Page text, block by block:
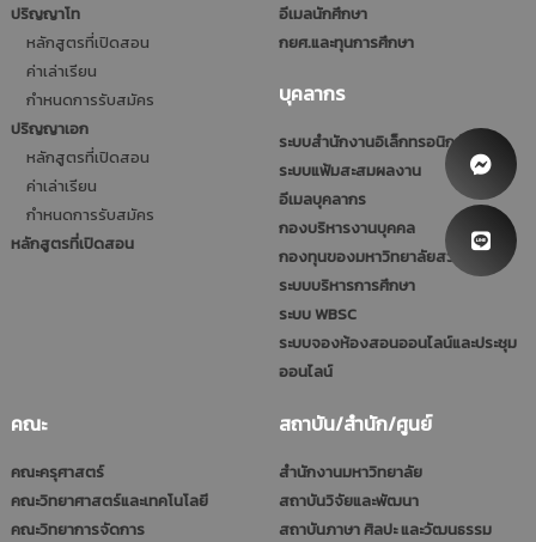
ปริญญาโท
หลักสูตรที่เปิดสอน
ค่าเล่าเรียน
กำหนดการรับสมัคร
ปริญญาเอก
หลักสูตรที่เปิดสอน
ค่าเล่าเรียน
กำหนดการรับสมัคร
หลักสูตรที่เปิดสอน
อีเมลนักศึกษา
กยศ.และทุนการศึกษา
บุคลากร
ระบบสำนักงานอิเล็กทรอนิกส์
ระบบแฟ้มสะสมผลงาน
อีเมลบุคลากร
กองบริหารงานบุคคล
กองทุนของมหาวิทยาลัยสวนดุสิต
ระบบบริหารการศึกษา
ระบบ WBSC
ระบบจองห้องสอนออนไลน์และประชุม
ออนไลน์
คณะ
คณะครุศาสตร์
คณะวิทยาศาสตร์และเทคโนโลยี
คณะวิทยาการจัดการ
สถาบัน/สำนัก/ศูนย์
สำนักงานมหาวิทยาลัย
สถาบันวิจัยและพัฒนา
สถาบันภาษา ศิลปะ และวัฒนธรรม